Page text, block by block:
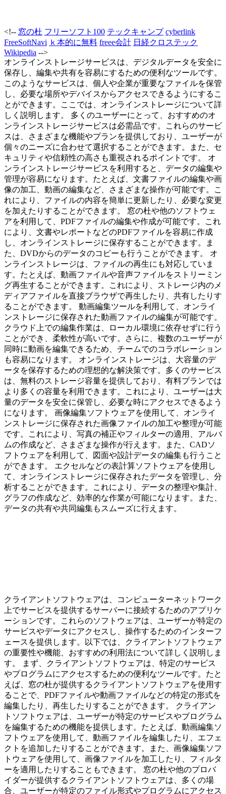
<!-- 窓の杜 フリーソフト100 テックキャンプ cyberlink
FreeSoftNavi ｋ本的に無料 freee会計 日経クロステック
Wikipedia -->
オンラインストレージサービスは、デジタルデータを安全に
保存し、編集や共有を容易にするための便利なツールです。
このようなサービスは、個人や企業が重要なファイルを保管
し、必要な場所やデバイスからアクセスできるようにするこ
とができます。ここでは、オンラインストレージについて詳
しく説明します。 多くのユーザーにとって、おすすめのオ
ンラインストレージサービスは必需品です。これらのサービ
スは、さまざまな機能やプランを提供しており、ユーザーが
個々のニーズに合わせて選択することができます。また、セ
キュリティや信頼性の高さも重視されるポイントです。 オ
ンラインストレージサービスを利用すると、データの編集や
管理が容易になります。たとえば、文書ファイルの編集や画
像の加工、動画の編集など、さまざまな操作が可能です。こ
れにより、ファイルの内容を簡単に更新したり、必要な変更
を加えたりすることができます。 窓の杜や他のソフトウェ
アを利用して、PDFファイルの編集や作成が可能です。これ
により、文書やレポートなどのPDFファイルを容易に作成
し、オンラインストレージに保存することができます。ま
た、DVDからのデータのコピーも行うことができます。 オ
ンラインストレージは、ファイルの再生にも対応していま
す。たとえば、動画ファイルや音声ファイルをストリーミン
グ再生することができます。これにより、ストレージ内のメ
ディアファイルを直接ブラウザで再生したり、共有したりす
ることができます。 動画編集ツールを利用して、オンライ
ンストレージに保存された動画ファイルの編集が可能です。
クラウド上での編集作業は、ローカル環境に依存せずに行う
ことができ、柔軟性が高いです。さらに、複数のユーザーが
同時に動画を編集できるため、チームでのコラボレーション
も容易になります。 オンラインストレージは、大容量のデ
ータを保存するための理想的な解決策です。多くのサービス
は、無料のストレージ容量を提供しており、有料プランでは
より多くの容量を利用できます。これにより、ユーザーは大
量のデータを安全に保管し、必要な時にアクセスできるよう
になります。 画像編集ソフトウェアを使用して、オンライ
ンストレージに保存された画像ファイルの加工や整理が可能
です。これにより、写真の補正やフィルターの適用、アルバ
ムの作成など、さまざまな操作が行えます。また、CADソ
フトウェアを利用して、図面や設計データの編集も行うこと
ができます。 エクセルなどの表計算ソフトウェアを使用し
て、オンラインストレージに保存されたデータを管理し、分
析することができます。これにより、データの整理や集計、
グラフの作成など、効率的な作業が可能になります。また、
データの共有や共同編集もスムーズに行えます。
クライアントソフトウェアは、コンピューターネットワーク
上でサービスを提供するサーバーに接続するためのアプリケ
ーションです。これらのソフトウェアは、ユーザーが特定の
サービスやデータにアクセスし、操作するためのインターフ
ェースを提供します。以下では、クライアントソフトウェア
の重要性や機能、おすすめの利用法について詳しく説明しま
す。 まず、クライアントソフトウェアは、特定のサービス
やプログラムにアクセスするための便利なツールです。たと
えば、窓の杜が提供するクライアントソフトウェアを使用す
ることで、PDFファイルや動画ファイルなどの特定の形式を
編集したり、再生したりすることができます。 クライアン
トソフトウェアは、ユーザーが特定のサービスやプログラム
を編集するための機能を提供します。たとえば、動画編集ソ
フトウェアを使用して、動画ファイルを編集したり、エフェ
クトを追加したりすることができます。また、画像編集ソフ
トウェアを使用して、画像ファイルを加工したり、フィルタ
ーを適用したりすることもできます。 窓の杜や他のプロバ
イダーが提供するクライアントソフトウェアは、多くの場
合、ユーザーが特定のファイル形式やプログラムにアクセス